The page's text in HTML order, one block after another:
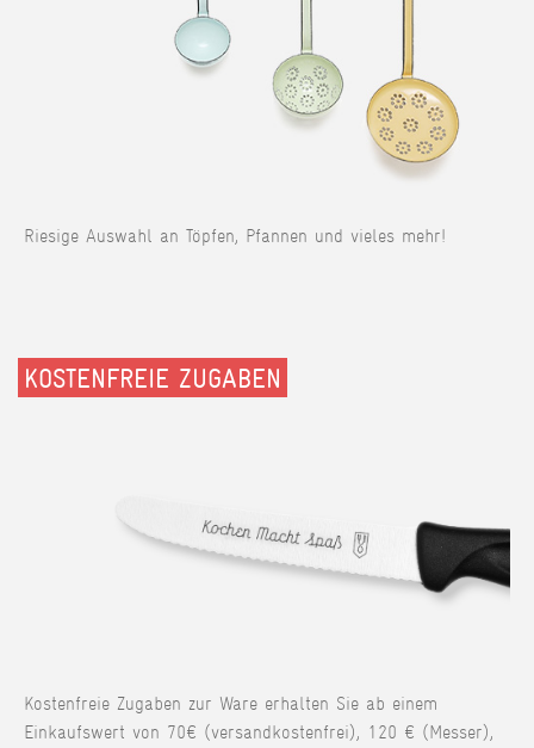
Riesige Auswahl an Töpfen, Pfannen und vieles mehr!
KOSTENFREIE ZUGABEN
Kostenfreie Zugaben zur Ware erhalten Sie ab einem
Einkaufswert von 70€ (versandkostenfrei), 120 € (Messer),